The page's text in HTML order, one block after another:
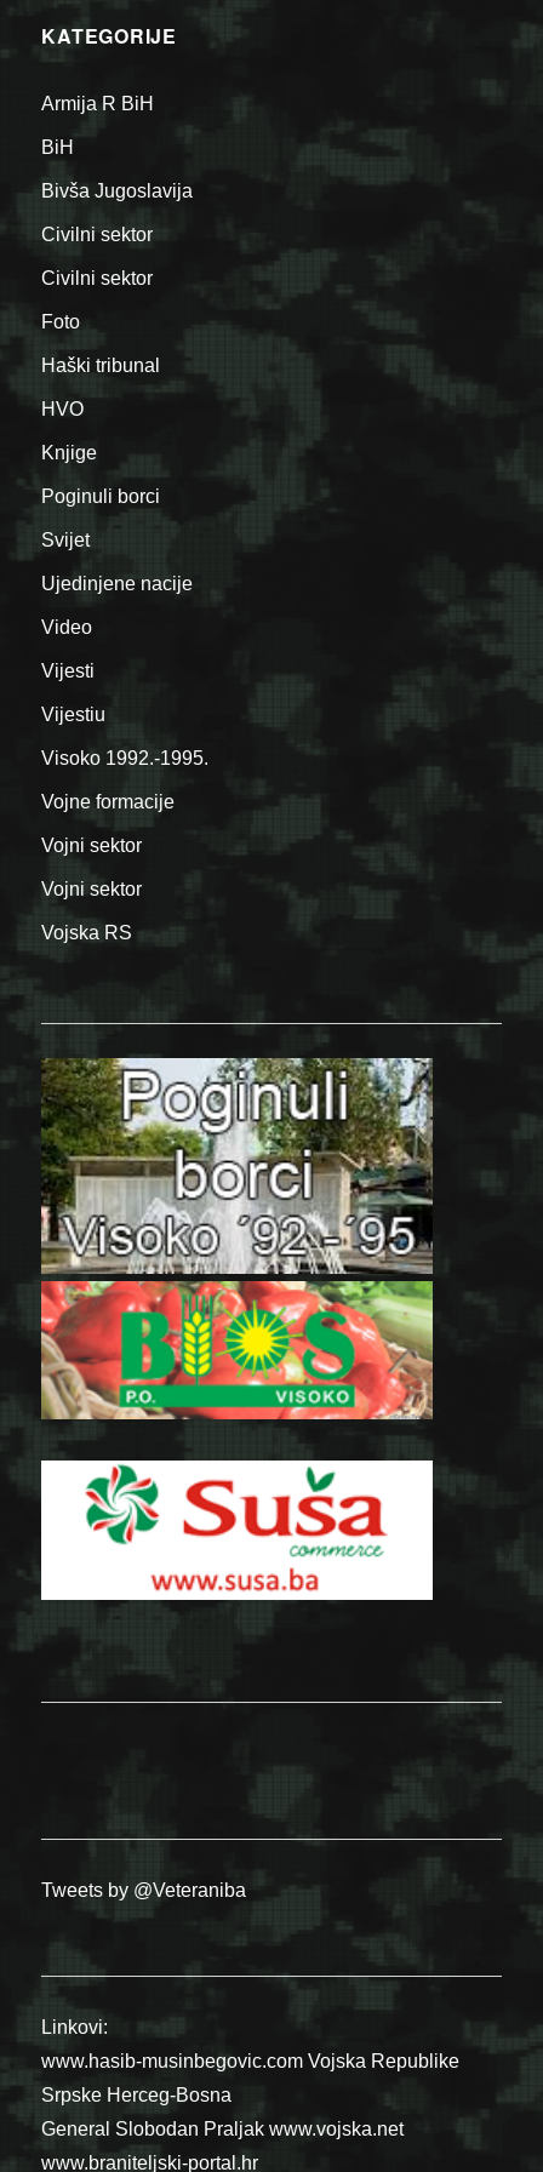
KATEGORIJE
Armija R BiH
BiH
Bivša Jugoslavija
Civilni sektor
Civilni sektor
Foto
Haški tribunal
HVO
Knjige
Poginuli borci
Svijet
Ujedinjene nacije
Video
Vijesti
Vijestiu
Visoko 1992.-1995.
Vojne formacije
Vojni sektor
Vojni sektor
Vojska RS
Tweets by @Veteraniba
Linkovi:
www.hasib-musinbegovic.com Vojska Republike
Srpske Herceg-Bosna
General Slobodan Praljak www.vojska.net
www.braniteljski-portal.hr